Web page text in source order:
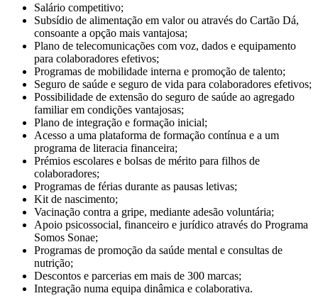
Salário competitivo;
Subsídio de alimentação em valor ou através do Cartão Dá,
consoante a opção mais vantajosa;
Plano de telecomunicações com voz, dados e equipamento
para colaboradores efetivos;
Programas de mobilidade interna e promoção de talento;
Seguro de saúde e seguro de vida para colaboradores efetivos;
Possibilidade de extensão do seguro de saúde ao agregado
familiar em condições vantajosas;
Plano de integração e formação inicial;
Acesso a uma plataforma de formação contínua e a um
programa de literacia financeira;
Prémios escolares e bolsas de mérito para filhos de
colaboradores;
Programas de férias durante as pausas letivas;
Kit de nascimento;
Vacinação contra a gripe, mediante adesão voluntária;
Apoio psicossocial, financeiro e jurídico através do Programa
Somos Sonae;
Programas de promoção da saúde mental e consultas de
nutrição;
Descontos e parcerias em mais de 300 marcas;
Integração numa equipa dinâmica e colaborativa.